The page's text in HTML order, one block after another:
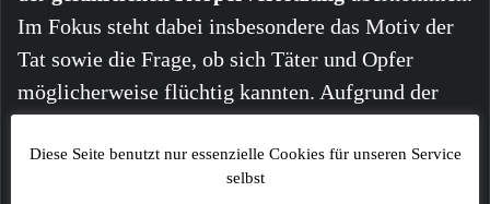
Im Fokus steht dabei insbesondere das Motiv der
Tat sowie die Frage, ob sich Täter und Opfer
möglicherweise flüchtig kannten. Aufgrund der
derzeit, den jugendlichen Tatverdächtigen noch im
Laufe des Tages einem Ermittlungsrichter zur
Diese Seite benutzt nur essenzielle Cookies für unseren Service
selbst